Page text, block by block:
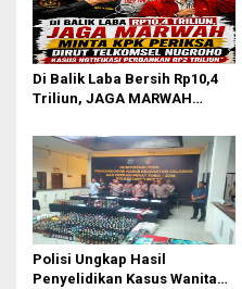
Di Balik Laba Bersih Rp10,4
Triliun, JAGA MARWAH
Telkomsel Nugroho Terkait
Dugaan Kasus Notifikasi
Perbankan
Polisi Ungkap Hasil
Penyelidikan Kasus Wanita